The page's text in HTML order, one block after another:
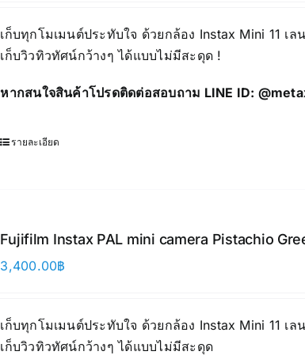
เก็บทุกโมเมนต์ประทับใจ ด้วยกล้อง Instax Mini 11 เ
เก็บวิวทิวทัศน์กว้างๆ ได้แบบไม่มีสะดุด !
หากสนใจสินค้าโปรดติดต่อสอบถาม LINE ID:
รายละเอียด
Fujifilm Instax PAL mini camera Pistachio
3,400.00฿
เก็บทุกโมเมนต์ประทับใจ ด้วยกล้อง Instax Mini 11 เ
เก็บวิวทิวทัศน์กว้างๆ ได้แบบไม่มีสะดุด